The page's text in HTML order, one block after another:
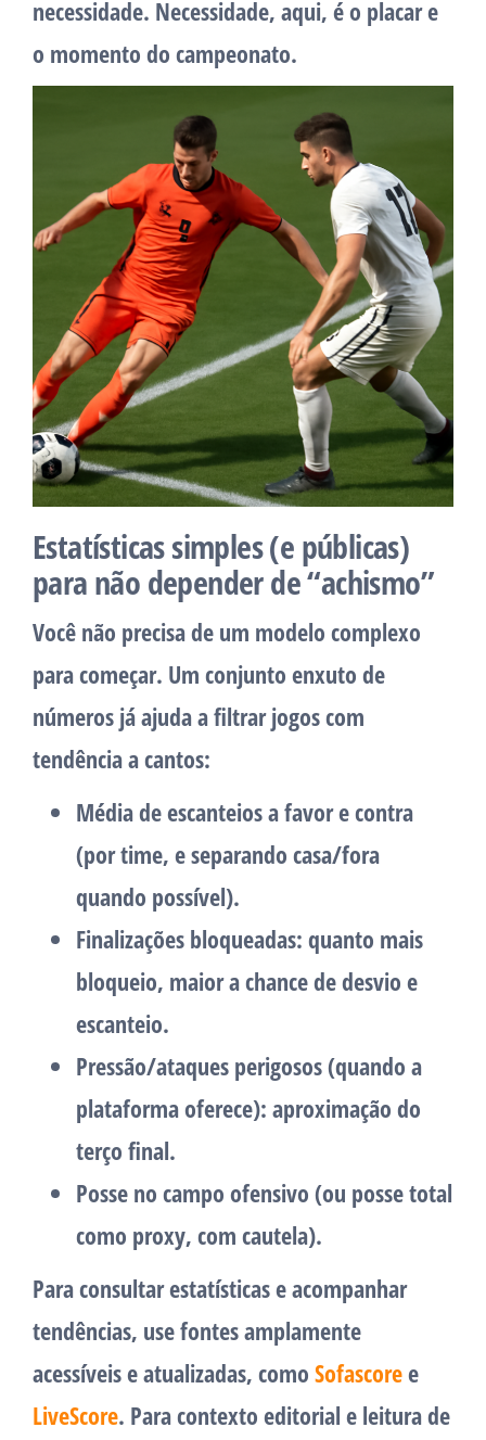
necessidade. Necessidade, aqui, é o placar e
o momento do campeonato.
Estatísticas simples (e públicas)
para não depender de “achismo”
Você não precisa de um modelo complexo
para começar. Um conjunto enxuto de
números já ajuda a filtrar jogos com
tendência a cantos:
Média de escanteios a favor e contra
(por time, e separando casa/fora
quando possível).
Finalizações bloqueadas: quanto mais
bloqueio, maior a chance de desvio e
escanteio.
Pressão/ataques perigosos(quando a
plataforma oferece): aproximação do
terço final.
Posse no campo ofensivo (ou posse total
como proxy, com cautela).
Para consultar estatísticas e acompanhar
tendências, use fontes amplamente
acessíveis e atualizadas, como Sofascoree
LiveScore. Para contexto editorial e leitura de